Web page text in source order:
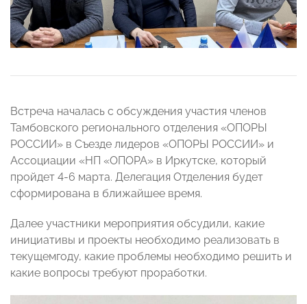
Встреча началась с обсуждения участия членов
Тамбовского регионального отделения «ОПОРЫ
РОССИИ» в Съезде лидеров «ОПОРЫ РОССИИ» и
Ассоциации «НП «ОПОРА» в Иркутске, который
пройдет 4-6 марта. Делегация Отделения будет
сформирована в ближайшее время.
Далее участники мероприятия обсудили, какие
инициативы и проекты необходимо реализовать в
текущемгоду, какие проблемы необходимо решить и
какие вопросы требуют проработки.